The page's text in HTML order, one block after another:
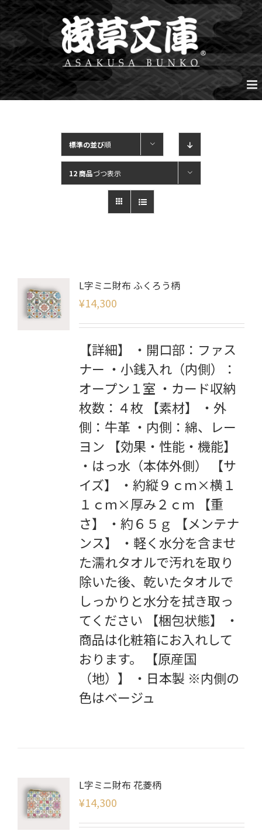
Skip
to
content
標準の並び順
12 商品づつ表示
L字ミニ財布 ふくろう柄
¥14,300
【詳細】 ・開口部：ファス
ナー ・小銭入れ（内側）：
オープン１室 ・カード収納
枚数：４枚 【素材】 ・外
側：牛革 ・内側：綿、レー
ヨン 【効果・性能・機能】
・はっ水（本体外側） 【サ
イズ】 ・約縦９ｃｍ×横１
１ｃｍ×厚み２ｃｍ 【重
さ】 ・約６５ｇ 【メンテナ
ンス】 ・軽く水分を含ませ
た濡れタオルで汚れを取り
除いた後、乾いたタオルで
しっかりと水分を拭き取っ
てください 【梱包状態】 ・
商品は化粧箱にお入れして
おります。 【原産国
（地）】 ・日本製 ※内側の
色はベージュ
L字ミニ財布 花菱柄
¥14,300